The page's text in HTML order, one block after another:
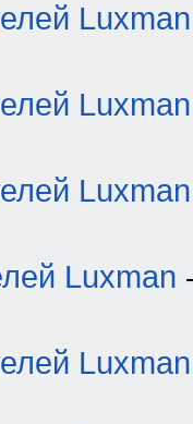
Luxman
Luxman
Luxman
Luxman
Luxman